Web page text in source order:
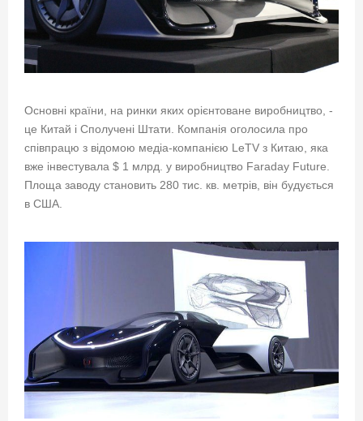
Основні країни, на ринки яких орієнтоване виробництво, -
це Китай і Сполучені Штати. Компанія оголосила про
співпрацю з відомою медіа-компанією LeTV з Китаю, яка
вже інвестувала $ 1 млрд. у виробництво Faraday Future.
Площа заводу становить 280 тис. кв. метрів, він будується
в США.